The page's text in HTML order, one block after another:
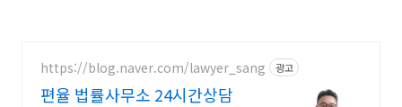
https://blog.naver.com/lawyer_sang 광고
편율 법률사무소 24시간상담